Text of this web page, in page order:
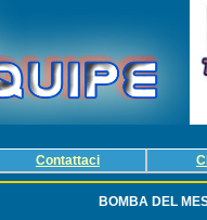
Contattaci
BOMBA DEL